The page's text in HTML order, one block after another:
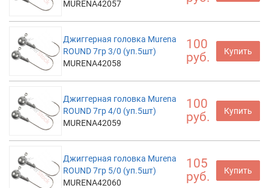
MURENA42057
Джиггерная головка Murena
ROUND 7гр 3/0 (уп.5шт)
MURENA42058
100
руб.
Купить
Джиггерная головка Murena
ROUND 7гр 4/0 (уп.5шт)
MURENA42059
100
руб.
Купить
Джиггерная головка Murena
ROUND 7гр 5/0 (уп.5шт)
MURENA42060
105
руб.
Купить